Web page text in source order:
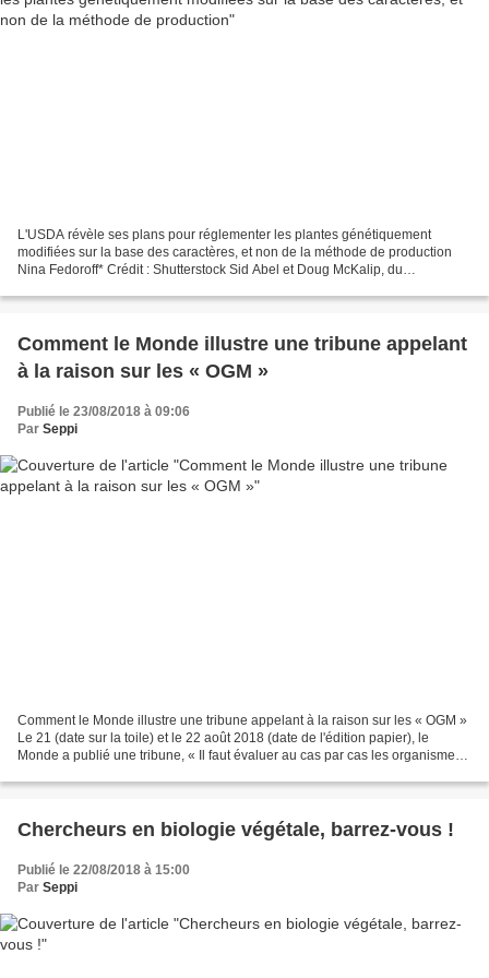
L'USDA révèle ses plans pour réglementer les plantes génétiquement
modifiées sur la base des caractères, et non de la méthode de production
Nina Fedoroff* Crédit : Shutterstock Sid Abel et Doug McKalip, du
Comment le Monde illustre une tribune appelant
à la raison sur les « OGM »
Publié le 23/08/2018 à 09:06
Par Seppi
Comment le Monde illustre une tribune appelant à la raison sur les « OGM »
Le 21 (date sur la toile) et le 22 août 2018 (date de l'édition papier), le
Monde a publié une tribune, « Il faut évaluer au cas par cas les organismes
Chercheurs en biologie végétale, barrez-vous !
Publié le 22/08/2018 à 15:00
Par Seppi